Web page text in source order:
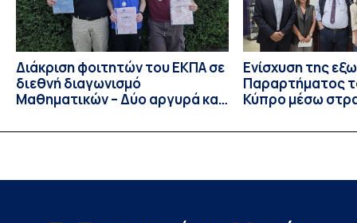
Διάκριση φοιτητών του ΕΚΠΑ σε
διεθνή διαγωνισμό
Μαθηματικών – Δύο αργυρά και
Ενίσχυση της
Παραρτήματος
Κύπρο μέσω